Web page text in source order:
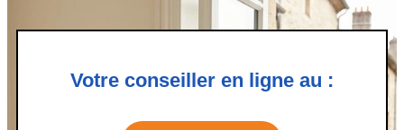
Votre conseiller en ligne au :